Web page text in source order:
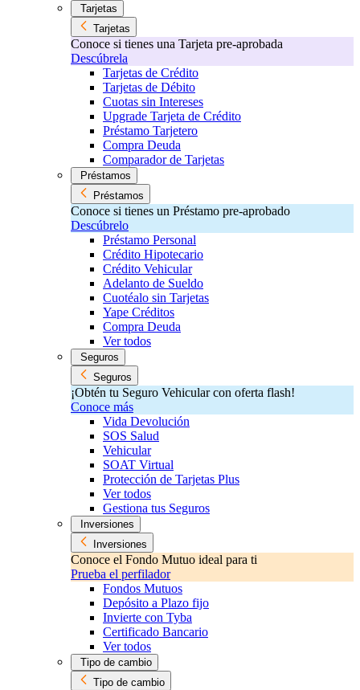
Tarjetas
Tarjetas
Conoce si tienes una Tarjeta pre-aprobada
Descúbrela
Tarjetas de Crédito
Tarjetas de Débito
Cuotas sin Intereses
Upgrade Tarjeta de Crédito
Préstamo Tarjetero
Compra Deuda
Comparador de Tarjetas
Préstamos
Préstamos
Conoce si tienes un Préstamo pre-aprobado
Descúbrelo
Préstamo Personal
Crédito Hipotecario
Crédito Vehicular
Adelanto de Sueldo
Cuotéalo sin Tarjetas
Yape Créditos
Compra Deuda
Ver todos
Seguros
Seguros
¡Obtén tu Seguro Vehicular con oferta flash!
Conoce más
Vida Devolución
SOS Salud
Vehicular
SOAT Virtual
Protección de Tarjetas Plus
Ver todos
Gestiona tus Seguros
Inversiones
Inversiones
Conoce el Fondo Mutuo ideal para ti
Prueba el perfilador
Fondos Mutuos
Depósito a Plazo fijo
Invierte con Tyba
Certificado Bancario
Ver todos
Tipo de cambio
Tipo de cambio